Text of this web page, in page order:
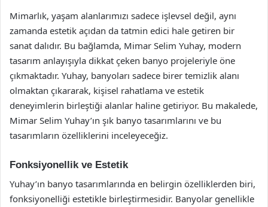
Mimarlık, yaşam alanlarımızı sadece işlevsel değil, aynı
zamanda estetik açıdan da tatmin edici hale getiren bir
sanat dalıdır. Bu bağlamda, Mimar Selim Yuhay, modern
tasarım anlayışıyla dikkat çeken banyo projeleriyle öne
çıkmaktadır. Yuhay, banyoları sadece birer temizlik alanı
olmaktan çıkararak, kişisel rahatlama ve estetik
deneyimlerin birleştiği alanlar haline getiriyor. Bu makalede,
Mimar Selim Yuhay’ın şık banyo tasarımlarını ve bu
tasarımların özelliklerini inceleyeceğiz.
Fonksiyonellik ve Estetik
Yuhay’ın banyo tasarımlarında en belirgin özelliklerden biri,
fonksiyonelliği estetikle birleştirmesidir. Banyolar genellikle